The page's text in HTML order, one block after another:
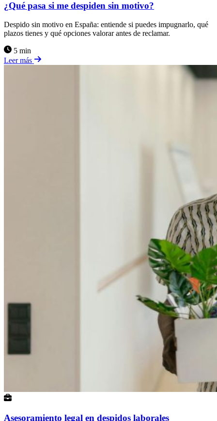
¿Qué pasa si me despiden sin motivo?
Despido sin motivo en España: entiende si puedes impugnarlo, qué
plazos tienes y qué opciones valorar antes de reclamar.
5 min
Leer más
Asesoramiento legal en despidos laborales